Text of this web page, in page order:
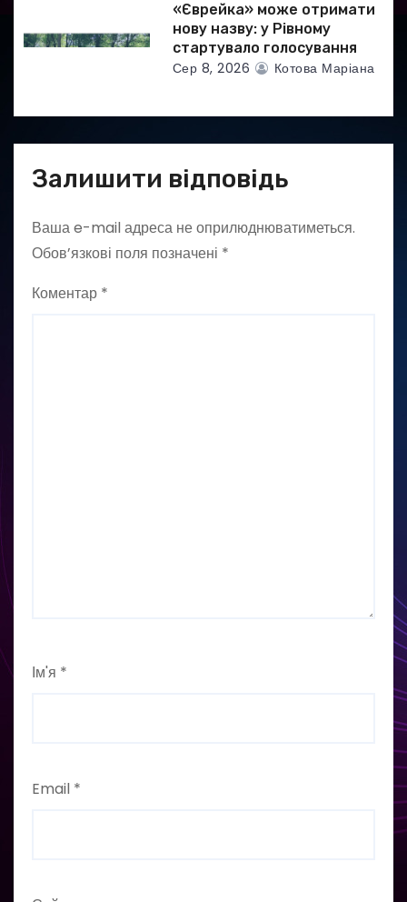
«Єврейка» може отримати
нову назву: у Рівному
стартувало голосування
Сер 8, 2026 Котова Маріана
Залишити відповідь
Ваша e-mail адреса не оприлюднюватиметься.
Обов’язкові поля позначені *
Коментар *
Ім'я *
Email *